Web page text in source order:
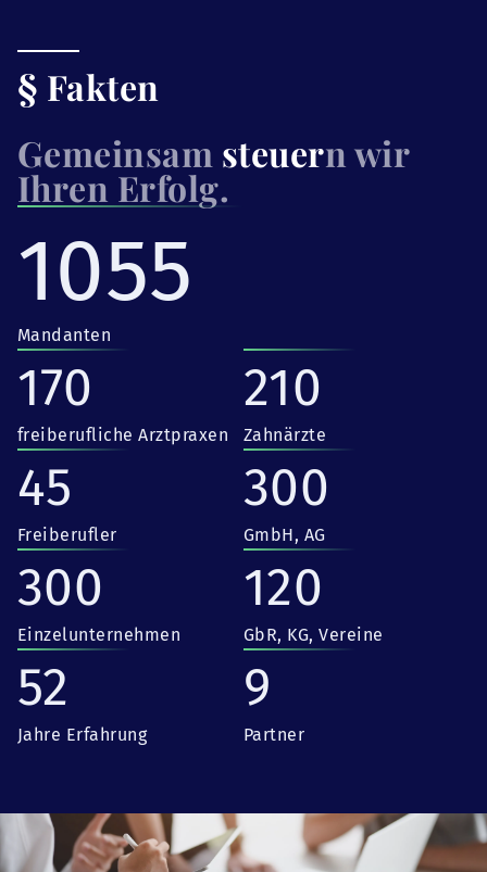
§ Fakten
Gemeinsam steuern wir
Ihren Erfolg.
1055
Mandanten
170
freiberufliche Arztpraxen
210
Zahnärzte
45
Freiberufler
300
GmbH, AG
300
Einzelunternehmen
120
GbR, KG, Vereine
52
Jahre Erfahrung
9
Partner